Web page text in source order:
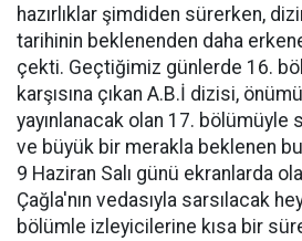
hazırlıklar şimdiden sürerken,
tarihinin beklenenden daha
çekti. Geçtiğimiz günlerde 16.
karşısına çıkan A.B.İ dizisi,
yayınlanacak olan 17. bölümüyle
ve büyük bir merakla beklenen
9 Haziran Salı günü ekranlarda
Çağla'nın vedasıyla sarsılacak
bölümle izleyicilerine kısa bir